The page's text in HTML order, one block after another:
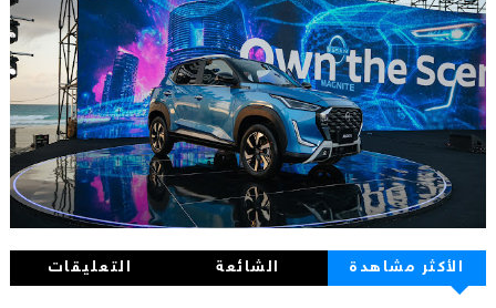
الأكثر مشاهدة الشائعة التعليقات